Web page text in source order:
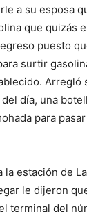
a su esposa
que quizás
puesto
surtir
Arregló
día, una
para
la estación de
le dijeron
terminal del